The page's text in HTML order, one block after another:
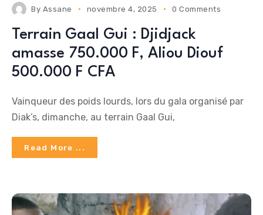
By Assane novembre 4, 2025 0 Comments
Terrain Gaal Gui : Djidjack
amasse 750.000 F, Aliou Diouf
500.000 F CFA
Vainqueur des poids lourds, lors du gala organisé par
Diak’s, dimanche, au terrain Gaal Gui,
Read More ...